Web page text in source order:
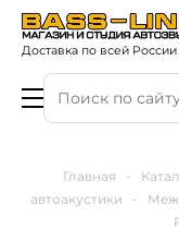
Доставка по всей
Главная -
автоакустики
-